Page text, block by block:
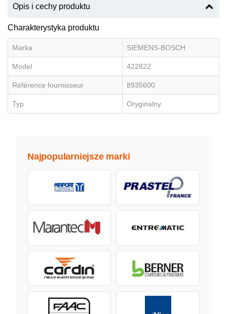
Opis i cechy produktu
Charakterystyka produktu
Marka SIEMENS-BOSCH
Model 422822
Référence fournisseur 8935600
Typ Oryginalny
Najpopularniejsze marki